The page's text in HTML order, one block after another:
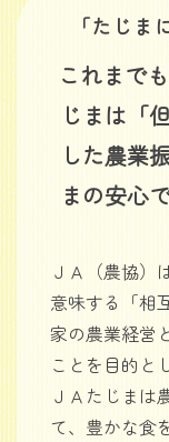
「たじ
これまで
じまは「
した農業
まの安心
ＪＡ（農協）
意味する「相
家の農業経営
ことを目的と
ＪＡたじまは
て、豊かな食